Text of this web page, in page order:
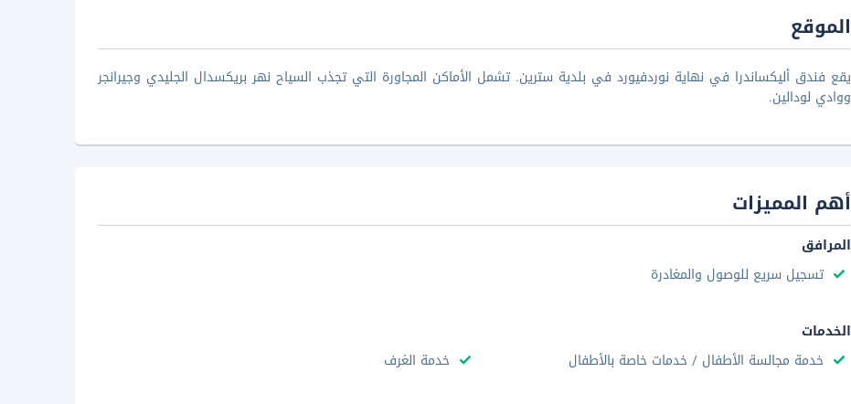
الموقع
يقع فندق أليكساندرا في نهاية نوردفيورد في بلدية سترين. تشمل الأماكن المجاورة التي تجذب السياح نهر بريكسدال الجليدي وجيرانجر
ووادي لودالين.
أهم المميزات
المرافق
تسجيل سريع للوصول والمغادرة
الخدمات
خدمة مجالسة الأطفال / خدمات خاصة بالأطفال
خدمة الغرف